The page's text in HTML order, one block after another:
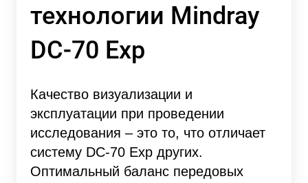
технологии Mindray
DC-70 Exp
Качество визуализации и
эксплуатации при проведении
исследования – это то, что отличает
систему DC-70 Exp других.
Оптимальный баланс передовых